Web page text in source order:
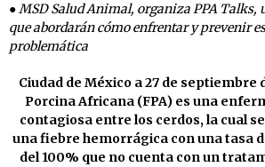
● MSD Salud Animal, organiza PPA Talks,
que abordarán cómo enfrentar y prevenir
problemática
Ciudad de México a 27 de septiembre
Porcina Africana (FPA) es una
contagiosa entre los cerdos, la cual
una fiebre hemorrágica con una tasa
del 100% que no cuenta con un